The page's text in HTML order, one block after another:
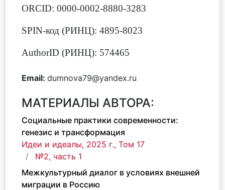
ORCID: 0000-0002-8880-3283
SPIN-код (РИНЦ): 4895-8023
AuthorID (РИНЦ): 574465
Email: dumnova79@yandex.ru
МАТЕРИАЛЫ АВТОРА:
Социальные практики современности:
генезис и трансформация
Идеи и идеалы, 2025 г., Том 17
№2, часть 1
Межкультурный диалог в условиях внешней
миграции в Россию